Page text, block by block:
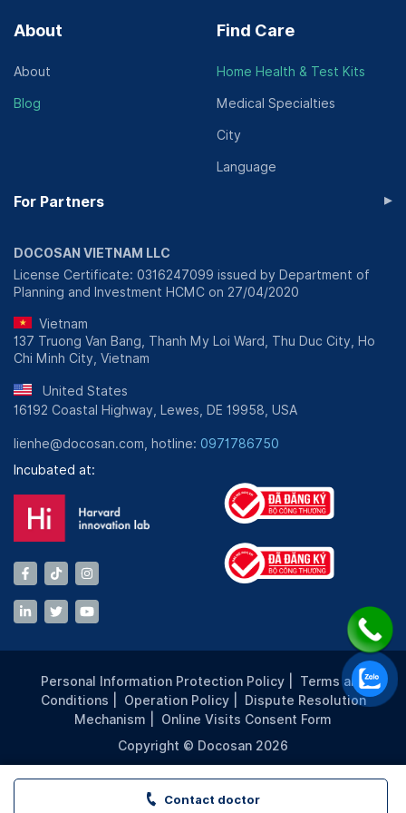
Contact doctor
About
About
Blog
Find Care
Home Health & Test Kits
Medical Specialties
City
Language
For Partners ▸
DOCOSAN VIETNAM LLC
License Certificate: 0316247099 issued by Department of
Planning and Investment HCMC on 27/04/2020
Vietnam
137 Truong Van Bang, Thanh My Loi Ward, Thu Duc City, Ho
Chi Minh City, Vietnam
United States
16192 Coastal Highway, Lewes, DE 19958, USA
lienhe@docosan.com, hotline: 0971786750
Incubated at:
Personal Information Protection Policy
Terms and
Conditions
Operation Policy
Dispute Resolution
Mechanism
Online Visits Consent Form
Copyright © Docosan 2026